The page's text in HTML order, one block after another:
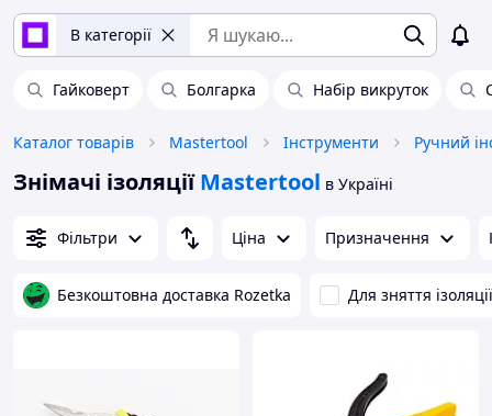
В категорії
Гайковерт Болгарка Набір викруток
Каталог товарів Mastertool Інструменти Ручний
Знімачі ізоляції Mastertool в Україні
Фільтри Ціна Призначення
Безкоштовна доставка Rozetka Для зняття